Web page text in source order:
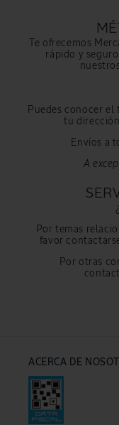
Te ofrecemos
rápido y
Puedes conocer
tu
Envíos a
A
Por temas
favor
Por otras
ACERCA DE